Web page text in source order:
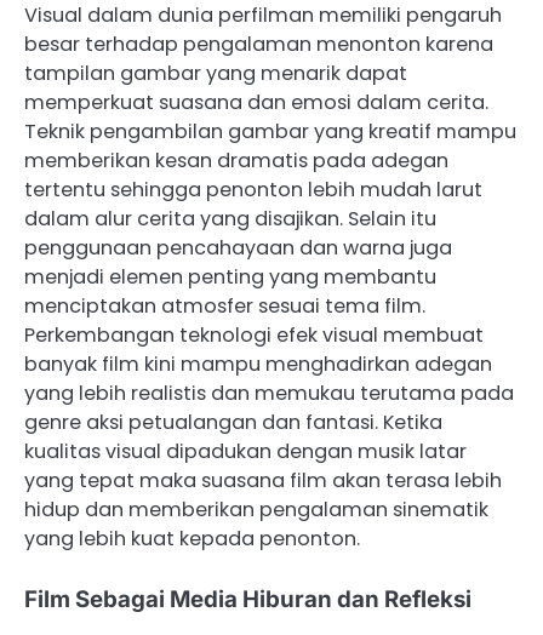
Visual dalam dunia perfilman memiliki pengaruh
besar terhadap pengalaman menonton karena
tampilan gambar yang menarik dapat
memperkuat suasana dan emosi dalam cerita.
Teknik pengambilan gambar yang kreatif mampu
memberikan kesan dramatis pada adegan
tertentu sehingga penonton lebih mudah larut
dalam alur cerita yang disajikan. Selain itu
penggunaan pencahayaan dan warna juga
menjadi elemen penting yang membantu
menciptakan atmosfer sesuai tema film.
Perkembangan teknologi efek visual membuat
banyak film kini mampu menghadirkan adegan
yang lebih realistis dan memukau terutama pada
genre aksi petualangan dan fantasi. Ketika
kualitas visual dipadukan dengan musik latar
yang tepat maka suasana film akan terasa lebih
hidup dan memberikan pengalaman sinematik
yang lebih kuat kepada penonton.
Film Sebagai Media Hiburan dan Refleksi